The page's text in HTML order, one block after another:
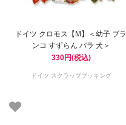
ドイツ クロモス【M】＜幼子 ブラ
ンコ すずらん バラ 犬＞
330円(税込)
ドイツ スクラップブッキング